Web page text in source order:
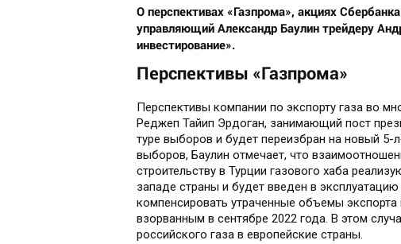
О перспективах «Газпрома», акциях
управляющий Александр Баулин трейдеру
инвестирование».
Перспективы «Газпрома»
Перспективы компании по экспорту газа во
Реджеп Тайип Эрдоган, занимающий пост
туре выборов и будет переизбран на новый 5-
выборов, Баулин отмечает, что
строительству в Турции газового хаба
западе страны и будет введен в
компенсировать утраченные объемы
взорванным в сентябре 2022 года. В этом
российского газа в европейские страны.